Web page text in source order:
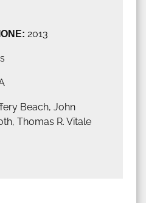
2013
Beach, John
Thomas R. Vitale